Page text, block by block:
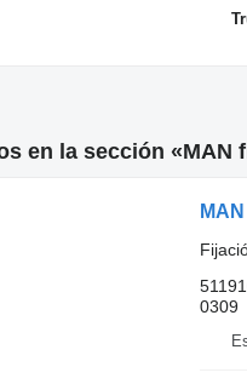
en la sección «MAN
0309